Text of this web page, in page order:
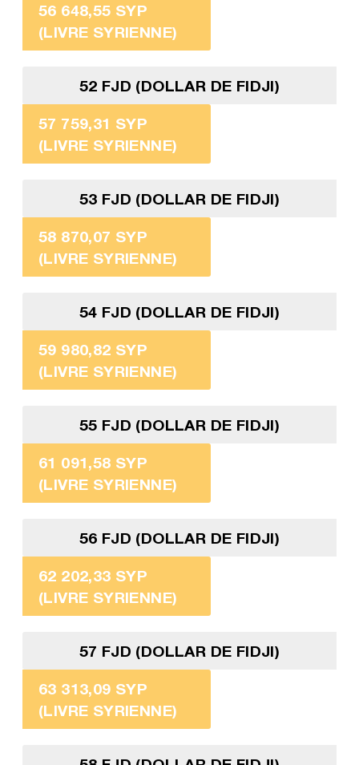
56 648,55 SYP
(LIVRE SYRIENNE)
52 FJD (DOLLAR DE FIDJI)
57 759,31 SYP
(LIVRE SYRIENNE)
53 FJD (DOLLAR DE FIDJI)
58 870,07 SYP
(LIVRE SYRIENNE)
54 FJD (DOLLAR DE FIDJI)
59 980,82 SYP
(LIVRE SYRIENNE)
55 FJD (DOLLAR DE FIDJI)
61 091,58 SYP
(LIVRE SYRIENNE)
56 FJD (DOLLAR DE FIDJI)
62 202,33 SYP
(LIVRE SYRIENNE)
57 FJD (DOLLAR DE FIDJI)
63 313,09 SYP
(LIVRE SYRIENNE)